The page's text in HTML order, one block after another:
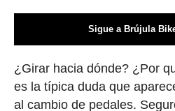
Sigue a Brújula
¿Girar hacia dónde? ¿Por
es la típica duda que
al cambio de pedales.